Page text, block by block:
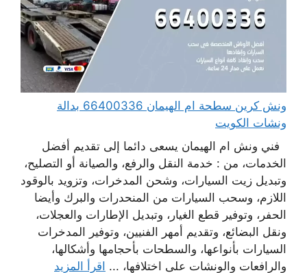
ونش كرين سطحة ام الهيمان 66400336 بدالة
ونشات الكويت
فني ونش ام الهيمان يسعى دائما إلى تقديم أفضل
الخدمات، من : خدمة النقل والرفع، والصيانة أو التصليح،
وتبديل زيت السيارات، وشحن المدخرات، وتزويد بالوقود
اللازم، وسحب السيارات من المنحدرات والبرك وأيضا
الحفر، وتوفير قطع الغيار، وتبديل الإطارات والعجلات،
ونقل البضائع، وتقديم أمهر الفنيين، وتوفير المدخرات
السيارات بأنواعها، والسطحات بأحجامها وأشكالها،
والرافعات والونشات على اختلافها، ... اقرأ المزيد